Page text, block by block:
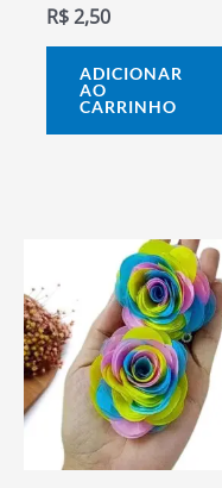
R$2,50
ADICIONAR
AO
CARRINHO